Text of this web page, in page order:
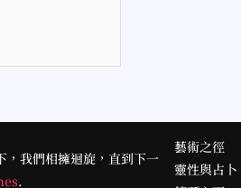
，我們相擁迴旋，直到下一
.
藝術之徑
靈性與占卜